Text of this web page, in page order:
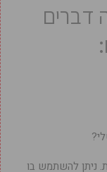
דברים
ניתן להשתמש בו